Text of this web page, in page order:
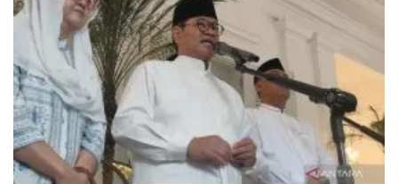
"Jaga Jakarta" jadi pesan Pramono Anung di Idul